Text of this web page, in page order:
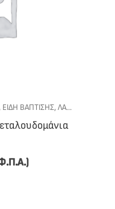
, ΕΊΔΗ ΒΆΠΤΙΣΗΣ,ΛΑΜΠΆΔΕΣ ΒΆΠΤΙΣΗΣ